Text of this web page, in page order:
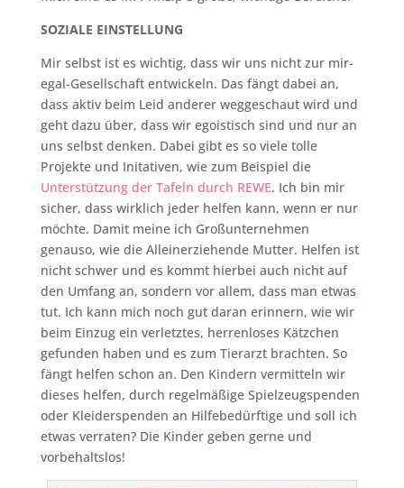
SOZIALE EINSTELLUNG
Mir selbst ist es wichtig, dass wir uns nicht zur mir-
egal-Gesellschaft entwickeln. Das fängt dabei an,
dass aktiv beim Leid anderer weggeschaut wird und
geht dazu über, dass wir egoistisch sind und nur an
uns selbst denken. Dabei gibt es so viele tolle
Projekte und Initativen, wie zum Beispiel die
Unterstützung der Tafeln durch REWE. Ich bin mir
sicher, dass wirklich jeder helfen kann, wenn er nur
möchte. Damit meine ich Großunternehmen
genauso, wie die Alleinerziehende Mutter. Helfen ist
nicht schwer und es kommt hierbei auch nicht auf
den Umfang an, sondern vor allem, dass man etwas
tut. Ich kann mich noch gut daran erinnern, wie wir
beim Einzug ein verletztes, herrenloses Kätzchen
gefunden haben und es zum Tierarzt brachten. So
fängt helfen schon an. Den Kindern vermitteln wir
dieses helfen, durch regelmäßige Spielzeugspenden
oder Kleiderspenden an Hilfebedürftige und soll ich
etwas verraten? Die Kinder geben gerne und
vorbehaltslos!